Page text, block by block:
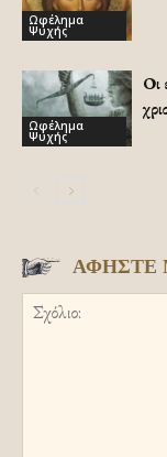
Ωφέλημα
Ψυχής
Ωφέλημα
Ψυχής
Οι
ΑΦΗΣΤΕ